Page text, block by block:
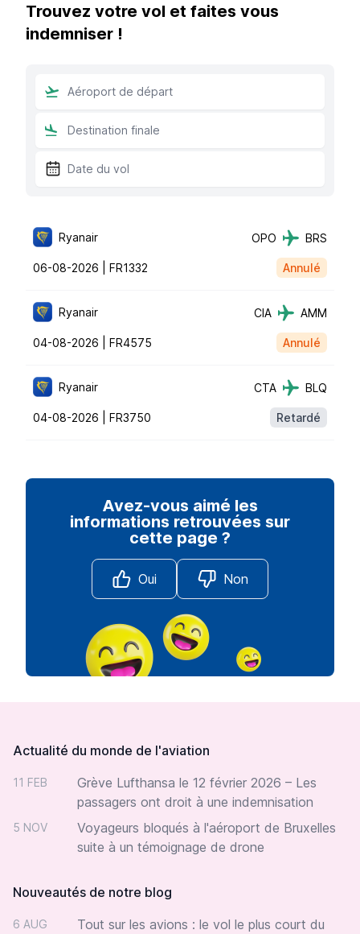
Trouvez votre vol et faites vous
indemniser !
Ryanair OPO BRS
06-08-2026 | FR1332 Annulé
Ryanair CIA AMM
04-08-2026 | FR4575 Annulé
Ryanair CTA BLQ
04-08-2026 | FR3750 Retardé
Avez-vous aimé les
informations retrouvées sur
cette page ?
Oui Non
Actualité du monde de l'aviation
11 FEB
Grève Lufthansa le 12 février 2026 – Les
passagers ont droit à une indemnisation
5 NOV
Voyageurs bloqués à l'aéroport de Bruxelles
suite à un témoignage de drone
Nouveautés de notre blog
6 AUG
Tout sur les avions : le vol le plus court du